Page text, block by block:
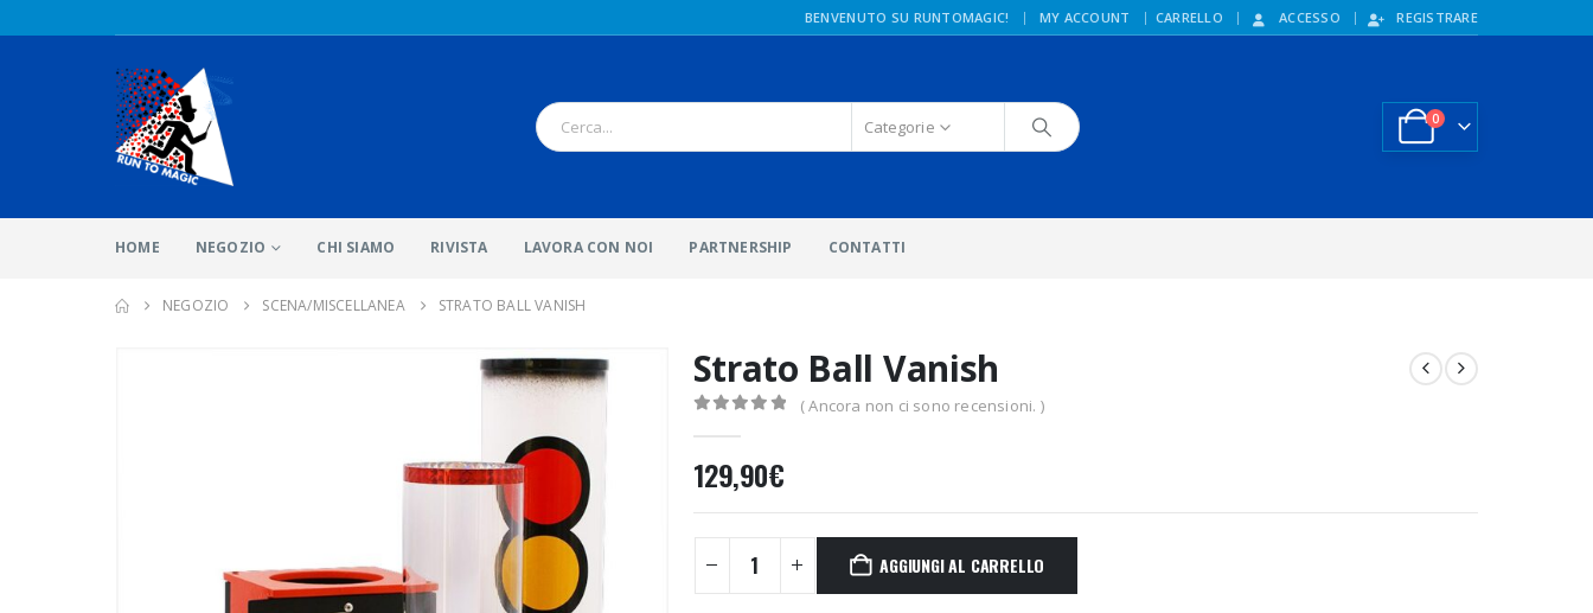
BENVENUTO SU RUNTOMAGIC! | MY ACCOUNT CARRELLO ACCESSO REGISTRARE
Categorie 0
HOME NEGOZIO CHI SIAMO RIVISTA LAVORA CON NOI PARTNERSHIP CONTATTI
NEGOZIO SCENA/MISCELLANEA STRATO BALL VANISH
Strato Ball Vanish
( Ancora non ci sono recensioni. )
129,90€
AGGIUNGI AL CARRELLO